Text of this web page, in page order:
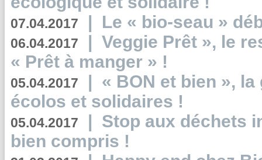
07.04.2017 | Le « bio-seau »
06.04.2017 | Veggie Prêt », le
« Prêt à manger » !
05.04.2017 | « BON et bien »,
écolos et solidaires !
05.04.2017 | Stop aux déchets
bien compris !